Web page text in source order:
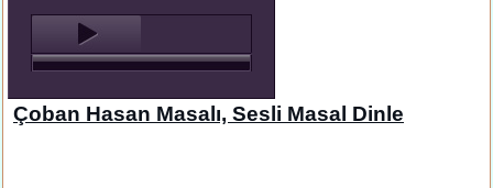
Çoban Hasan Masalı, Sesli Masal Dinle